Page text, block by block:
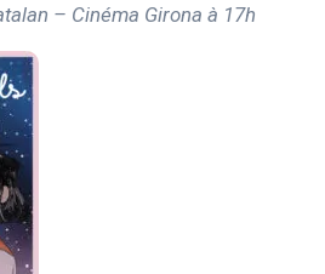
– Cinéma Girona à 17h